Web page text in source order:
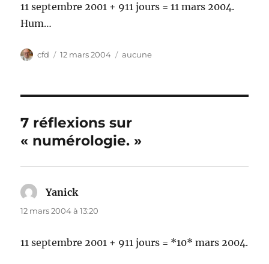
11 septembre 2001 + 911 jours = 11 mars 2004.
Hum…
Auteur
cfd
Publié
12 mars 2004 Catégories
aucune
7 réflexions sur
« numérologie. »
Yanickdit :
12 mars 2004 à 13:20
11 septembre 2001 + 911 jours = *10* mars 2004.